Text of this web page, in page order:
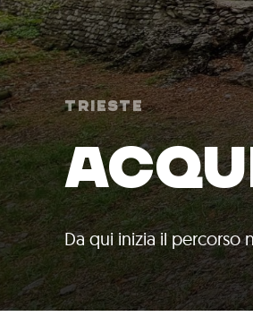
Trieste
Da qui inizia il percorso